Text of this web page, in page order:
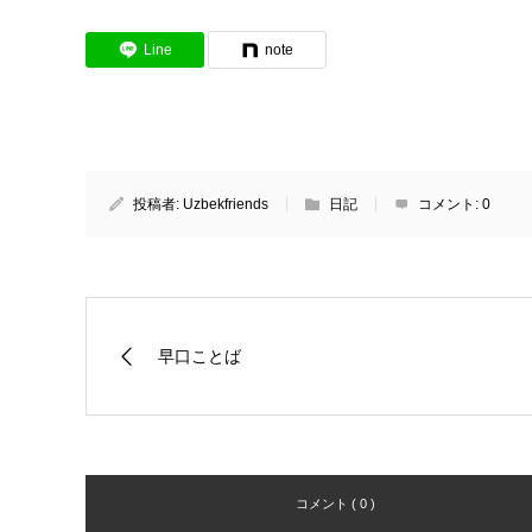
Line note
投稿者: Uzbekfriends 日記 コメント: 0
早口ことば
コメント ( 0 )